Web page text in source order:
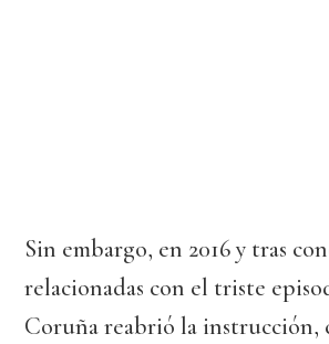
Sin embargo, en 2016 y tras
relacionadas con el triste
Coruña reabrió la instrucción,